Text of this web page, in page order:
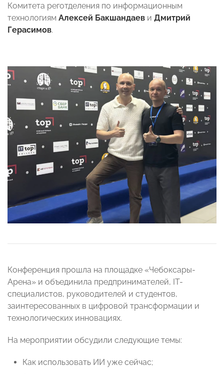
Комитета реготделения по информационным
технологиям Алексей Бакшандаев и Дмитрий
Герасимов.
Конференция прошла на площадке «Чебоксары-
Арена» и объединила предпринимателей, IT-
специалистов, руководителей и студентов,
заинтересованных в цифровой трансформации и
технологических инновациях.
На мероприятии обсудили следующие темы:
Как использовать ИИ уже сейчас;